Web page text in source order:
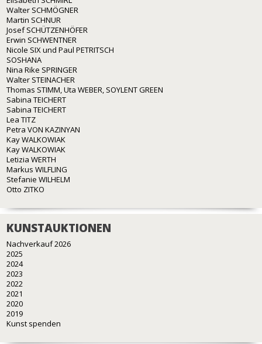
Walter SCHMÖGNER
Martin SCHNUR
Josef SCHÜTZENHÖFER
Erwin SCHWENTNER
Nicole SIX und Paul PETRITSCH
SOSHANA
Nina Rike SPRINGER
Walter STEINACHER
Thomas STIMM, Uta WEBER, SOYLENT GREEN
Sabina TEICHERT
Sabina TEICHERT
Lea TITZ
Petra VON KAZINYAN
Kay WALKOWIAK
Kay WALKOWIAK
Letizia WERTH
Markus WILFLING
Stefanie WILHELM
Otto ZITKO
KUNSTAUKTIONEN
Nachverkauf 2026
2025
2024
2023
2022
2021
2020
2019
Kunst spenden